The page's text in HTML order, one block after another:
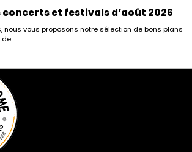
concerts et festivals d’août 2026
nous vous proposons notre sélection de bons plans
de